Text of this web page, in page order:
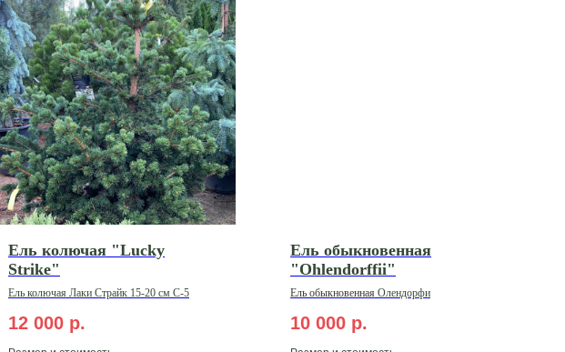
Ель колючая "Lucky
Strike"
Ель колючая Лаки Страйк 15-20 см C-5
12 000 р.
Ель обыкновенная
"Ohlendorffii"
Ель обыкновенная Олендорфи
10 000 р.